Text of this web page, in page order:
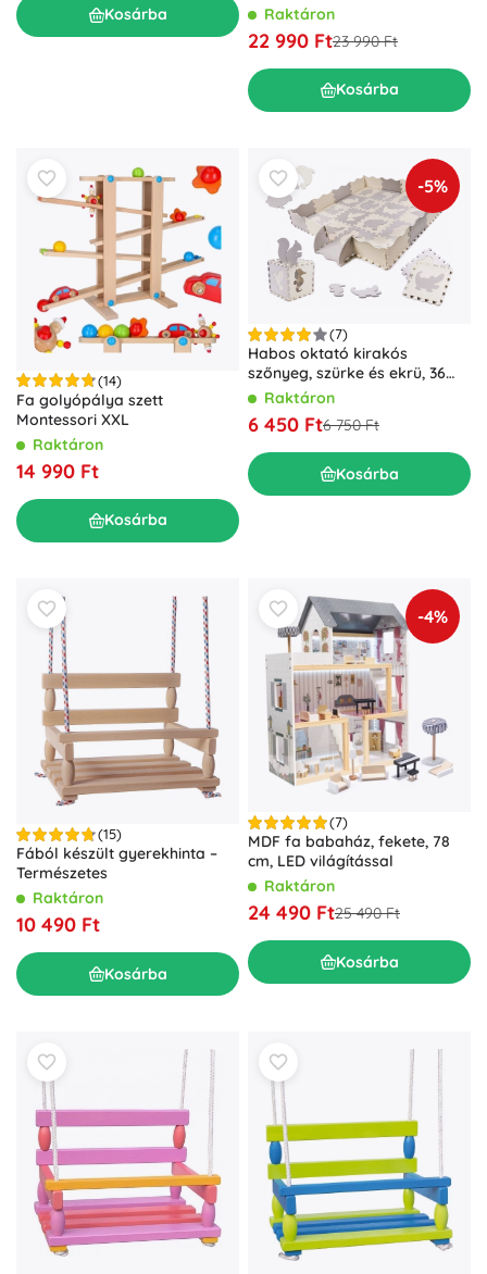
Kosárba
Raktáron
22 990 Ft23 990 Ft
Kosárba
(14)
Fa golyópálya szett
Montessori XXL
Raktáron
14 990 Ft
Kosárba
-5%
(7)
Habos oktató kirakós
szőnyeg, szürke és ekrü, 36
darab, 150 × 150 cm
Raktáron
6 450 Ft6 750 Ft
Kosárba
(15)
Fából készült gyerekhinta –
Természetes
Raktáron
10 490 Ft
Kosárba
-4%
(7)
MDF fa babaház, fekete, 78
cm, LED világítással
Raktáron
24 490 Ft25 490 Ft
Kosárba